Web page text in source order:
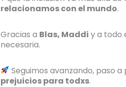
relacionamos con el mundo.
Gracias a Blas, Maddi y a todo
necesaria.
Seguimos avanzando, paso a
prejuicios para todxs.